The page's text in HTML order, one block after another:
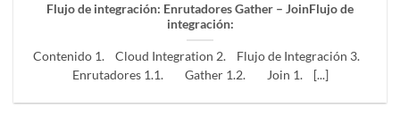
Flujo de integración: Enrutadores Gather – JoinFlujo de
integración:
Contenido 1. Cloud Integration 2. Flujo de Integración 3.
Enrutadores 1.1. Gather 1.2. Join 1. [...]